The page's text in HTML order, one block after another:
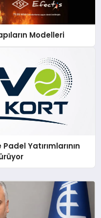
Modelleri
Yatırımlarının